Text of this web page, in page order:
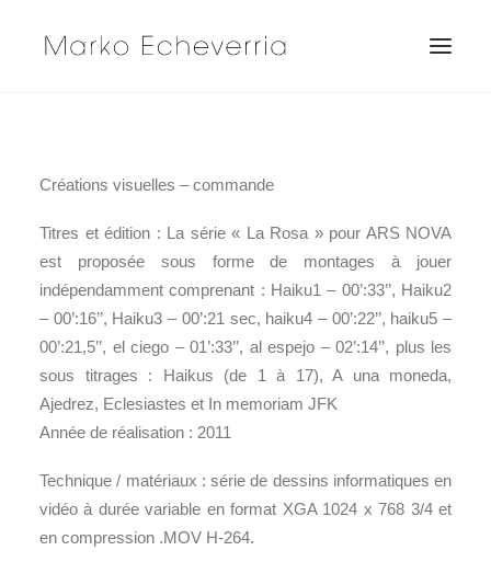
Créations visuelles – commande
Titres et édition : La série « La Rosa » pour ARS NOVA
est proposée sous forme de montages à jouer
indépendamment comprenant : Haiku1 – 00’:33’’, Haiku2
– 00’:16’’, Haiku3 – 00’:21 sec, haiku4 – 00’:22’’, haiku5 –
00’:21,5’’, el ciego – 01’:33’’, al espejo – 02’:14’’, plus les
sous titrages : Haikus (de 1 à 17), A una moneda,
Ajedrez, Eclesiastes et In memoriam JFK
Année de réalisation : 2011
Technique / matériaux : série de dessins informatiques en
vidéo à durée variable en format XGA 1024 x 768 3/4 et
en compression .MOV H-264.